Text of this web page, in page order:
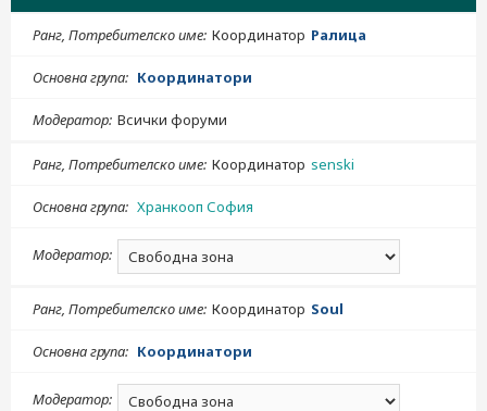
Ранг, Потребителско име Координатор Ралица
Основна група Координатори
Модератор Всички форуми
Ранг, Потребителско име Координатор senski
Основна група Хранкооп София
Модератор
Ранг, Потребителско име Координатор Soul
Основна група Координатори
Модератор